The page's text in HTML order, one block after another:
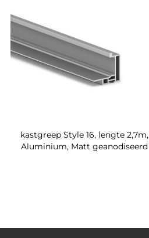
kastgreep Style 16, lengte 2,7m,
Aluminium, Matt geanodiseerd